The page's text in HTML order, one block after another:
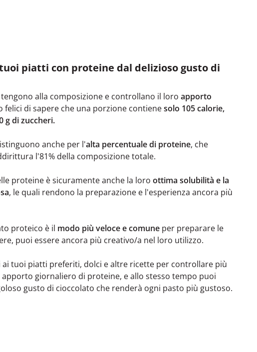
piatti con proteine dal delizioso gusto di
alla composizione e controllano il loro apporto
felici di sapere che una porzione contienesolo 105 calorie,
g di zuccheri.
anche per l'alta percentuale di proteine, che
l'81% della composizione totale.
proteine è sicuramente anche la loro ottima solubilità e la
, le quali rendono la preparazione e l'esperienza ancora più
proteico è il modo più veloce e comune per preparare le
puoi essere ancora più creativo/a nel loro utilizzo.
ai tuoi piatti preferiti, dolci e altre ricette per controllare più
giornaliero di proteine, e allo stesso tempo puoi
gusto di cioccolato che renderà ogni pasto più gustoso.